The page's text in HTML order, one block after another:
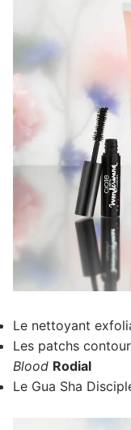
Le nettoyant
Les patchs
Blood Rodial
Le Gua Sha